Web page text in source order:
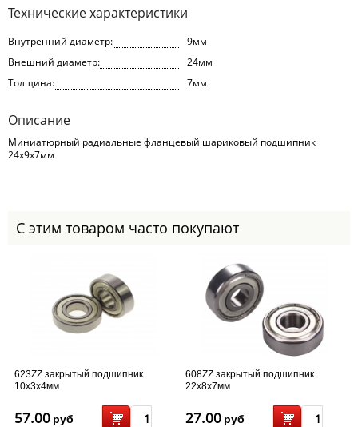
Технические характеристики
Внутренний диаметр:
9мм
Внешний диаметр:
24мм
Толщина:
7мм
Описание
Миниатюрный радиальные фланцевый шариковый подшипник
24x9x7мм
С этим товаром часто покупают
623ZZ закрытый подшипник
10x3x4мм
57.00 руб
608ZZ закрытый подшипник
22x8x7мм
27.00 руб